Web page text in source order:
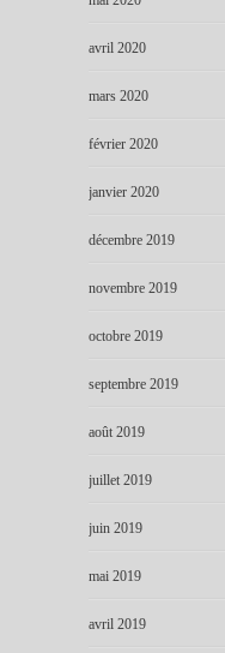
avril 2020
mars 2020
février 2020
janvier 2020
décembre 2019
novembre 2019
octobre 2019
septembre 2019
août 2019
juillet 2019
juin 2019
mai 2019
avril 2019